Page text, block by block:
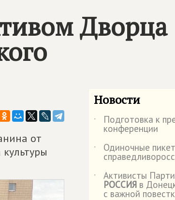
Дворца
от
Новости
˙ Подготовка к
конференции
˙
Одиночные
˙
Активисты
РОССИЯ в
с важной